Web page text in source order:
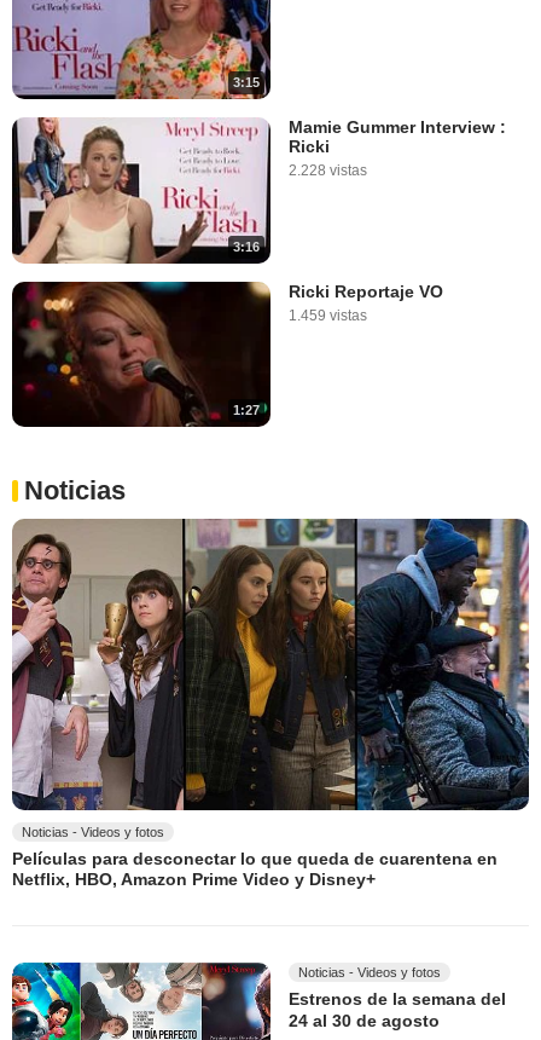
3:15
3:16
Mamie Gummer Interview :
Ricki
2.228 vistas
1:27
Ricki Reportaje VO
1.459 vistas
Noticias
Noticias - Videos y fotos
Películas para desconectar lo que queda de cuarentena en
Netflix, HBO, Amazon Prime Video y Disney+
Noticias - Videos y fotos
Estrenos de la semana del
24 al 30 de agosto